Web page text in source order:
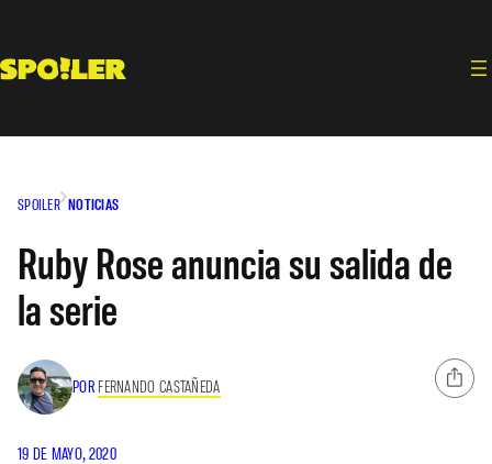
contenido
SPOILER NOTICIAS
Ruby Rose anuncia su salida de
la serie
POR FERNANDO CASTAÑEDA
19 DE MAYO, 2020